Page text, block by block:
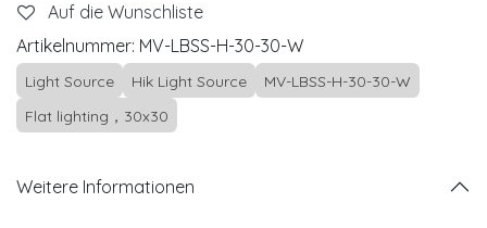
Auf die Wunschliste
Artikelnummer: MV-LBSS-H-30-30-W
Light Source Hik Light Source
MV-LBSS-H-30-30-W
Flat lighting，30x30
Weitere Informationen